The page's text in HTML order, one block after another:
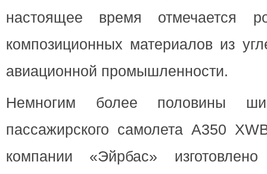
настоящее время отмечается
композиционных материалов из
авиационной промышленности.
Немногим более половины
пассажирского самолета A350
компании «Эйрбас»